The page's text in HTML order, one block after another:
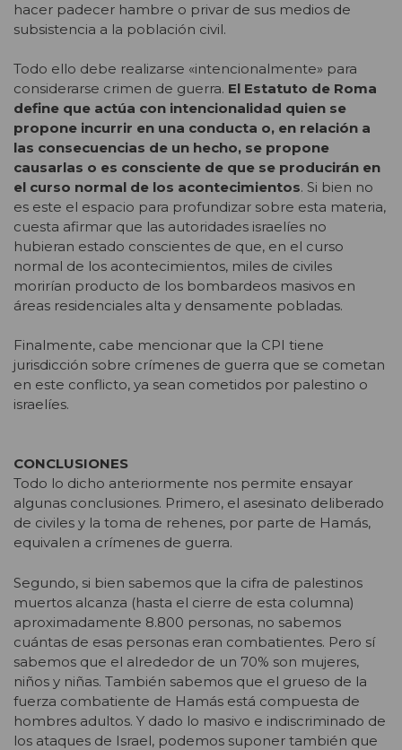
hacer padecer hambre o privar de sus medios de
subsistencia a la población civil.
Todo ello debe realizarse «intencionalmente» para
considerarse crimen de guerra. El Estatuto de Roma
define que actúa con intencionalidad quien se
propone incurrir en una conducta o, en relación a
las consecuencias de un hecho, se propone
causarlas o es consciente de que se producirán en
el curso normal de los acontecimientos. Si bien no
es este el espacio para profundizar sobre esta materia,
cuesta afirmar que las autoridades israelíes no
hubieran estado conscientes de que, en el curso
normal de los acontecimientos, miles de civiles
morirían producto de los bombardeos masivos en
áreas residenciales alta y densamente pobladas.
Finalmente, cabe mencionar que la CPI tiene
jurisdicción sobre crímenes de guerra que se cometan
en este conflicto, ya sean cometidos por palestino o
israelíes.
CONCLUSIONES
Todo lo dicho anteriormente nos permite ensayar
algunas conclusiones. Primero, el asesinato deliberado
de civiles y la toma de rehenes, por parte de Hamás,
equivalen a crímenes de guerra.
Segundo, si bien sabemos que la cifra de palestinos
muertos alcanza (hasta el cierre de esta columna)
aproximadamente 8.800 personas, no sabemos
cuántas de esas personas eran combatientes. Pero sí
sabemos que el alrededor de un 70% son mujeres,
niños y niñas. También sabemos que el grueso de la
fuerza combatiente de Hamás está compuesta de
hombres adultos. Y dado lo masivo e indiscriminado de
los ataques de Israel, podemos suponer también que